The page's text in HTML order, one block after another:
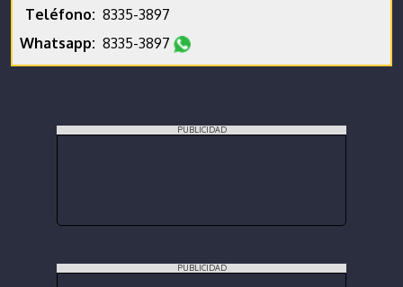
Teléfono: 8335-3897
Whatsapp: 8335-3897
PUBLICIDAD
PUBLICIDAD